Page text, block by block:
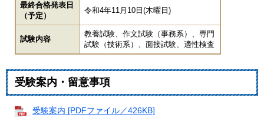
最終合格発表日
（予定）
令和4年11月10日(木曜日)
試験内容
教養試験、作文試験（事務系）、専門
試験（技術系）、面接試験、適性検査
受験案内・留意事項
受験案内 [PDFファイル／426KB]